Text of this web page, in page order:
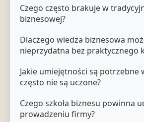
Czego często brakuje w
biznesowej?
Dlaczego wiedza biznesowa
nieprzydatna bez praktycznego
Jakie umiejętności są potrzebne
często nie są uczone?
Czego szkoła biznesu powinna
prowadzeniu firmy?